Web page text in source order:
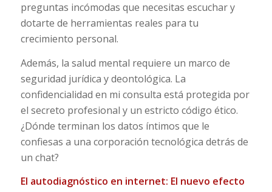
preguntas incómodas que necesitas escuchar y
dotarte de herramientas reales para tu
crecimiento personal.
Además, la salud mental requiere un marco de
seguridad jurídica y deontológica. La
confidencialidad en mi consulta está protegida por
el secreto profesional y un estricto código ético.
¿Dónde terminan los datos íntimos que le
confiesas a una corporación tecnológica detrás de
un chat?
El autodiagnóstico en internet: El nuevo efecto